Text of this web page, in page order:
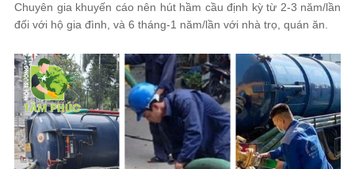
Chuyên gia khuyến cáo nên hút hầm cầu định kỳ từ 2-3 năm/lần
đối với hộ gia đình, và 6 tháng-1 năm/lần với nhà trọ, quán ăn.